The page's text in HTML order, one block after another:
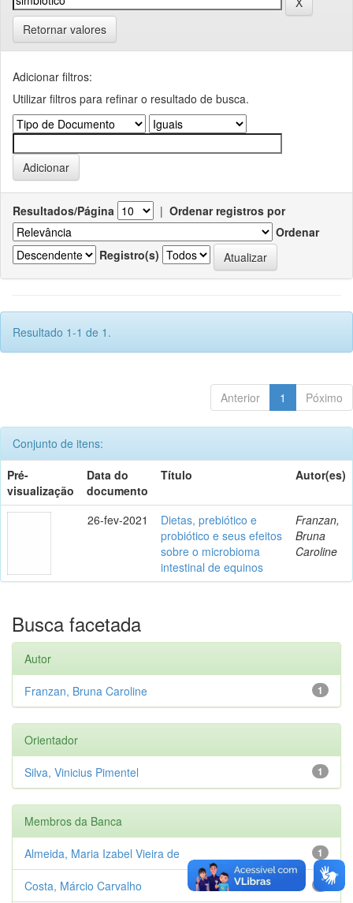
Retornar valores
Adicionar filtros:
Utilizar filtros para refinar o resultado de busca.
Resultados/Página | Ordenar registros por
Ordenar
Registro(s)
Resultado 1-1 de 1.
Anterior 1 Póximo
Conjunto de itens:
Pré-
visualização
Data do
documento
Título Autor(es)
26-fev-2021
Dietas, prebiótico e
probiótico e seus efeitos
sobre o microbioma
intestinal de equinos
Franzan,
Bruna
Caroline
Busca facetada
Autor
1
Franzan, Bruna Caroline
Orientador
1
Silva, Vinicius Pimentel
Membros da Banca
1
Almeida, Maria Izabel Vieira de
1
Costa, Márcio Carvalho